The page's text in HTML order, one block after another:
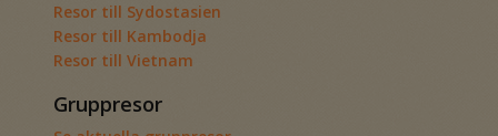
Resor till Sydostasien
Resor till Kambodja
Resor till Vietnam
Gruppresor